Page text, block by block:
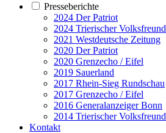
Presseberichte
2024 Der Patriot
2024 Trierischer Volksfreund
2021 Westdeutsche Zeitung
2020 Der Patriot
2020 Grenzecho / Eifel
2019 Sauerland
2017 Rhein-Sieg Rundschau
2017 Grenzecho / Eifel
2016 Generalanzeiger Bonn
2014 Trierischer Volksfreund
Kontakt